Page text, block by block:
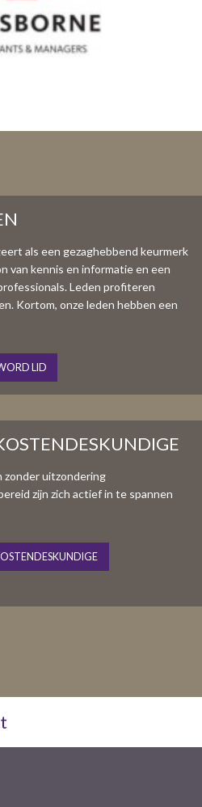
als een gezaghebbend keurmerk
van kennis en informatie en een
Leden profiteren
Kortom, onze leden hebben een
LID
zonder uitzondering
zijn zich actief in te spannen